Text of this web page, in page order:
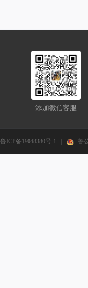
添加微信客服
鲁ICP备19048380号-1 鲁